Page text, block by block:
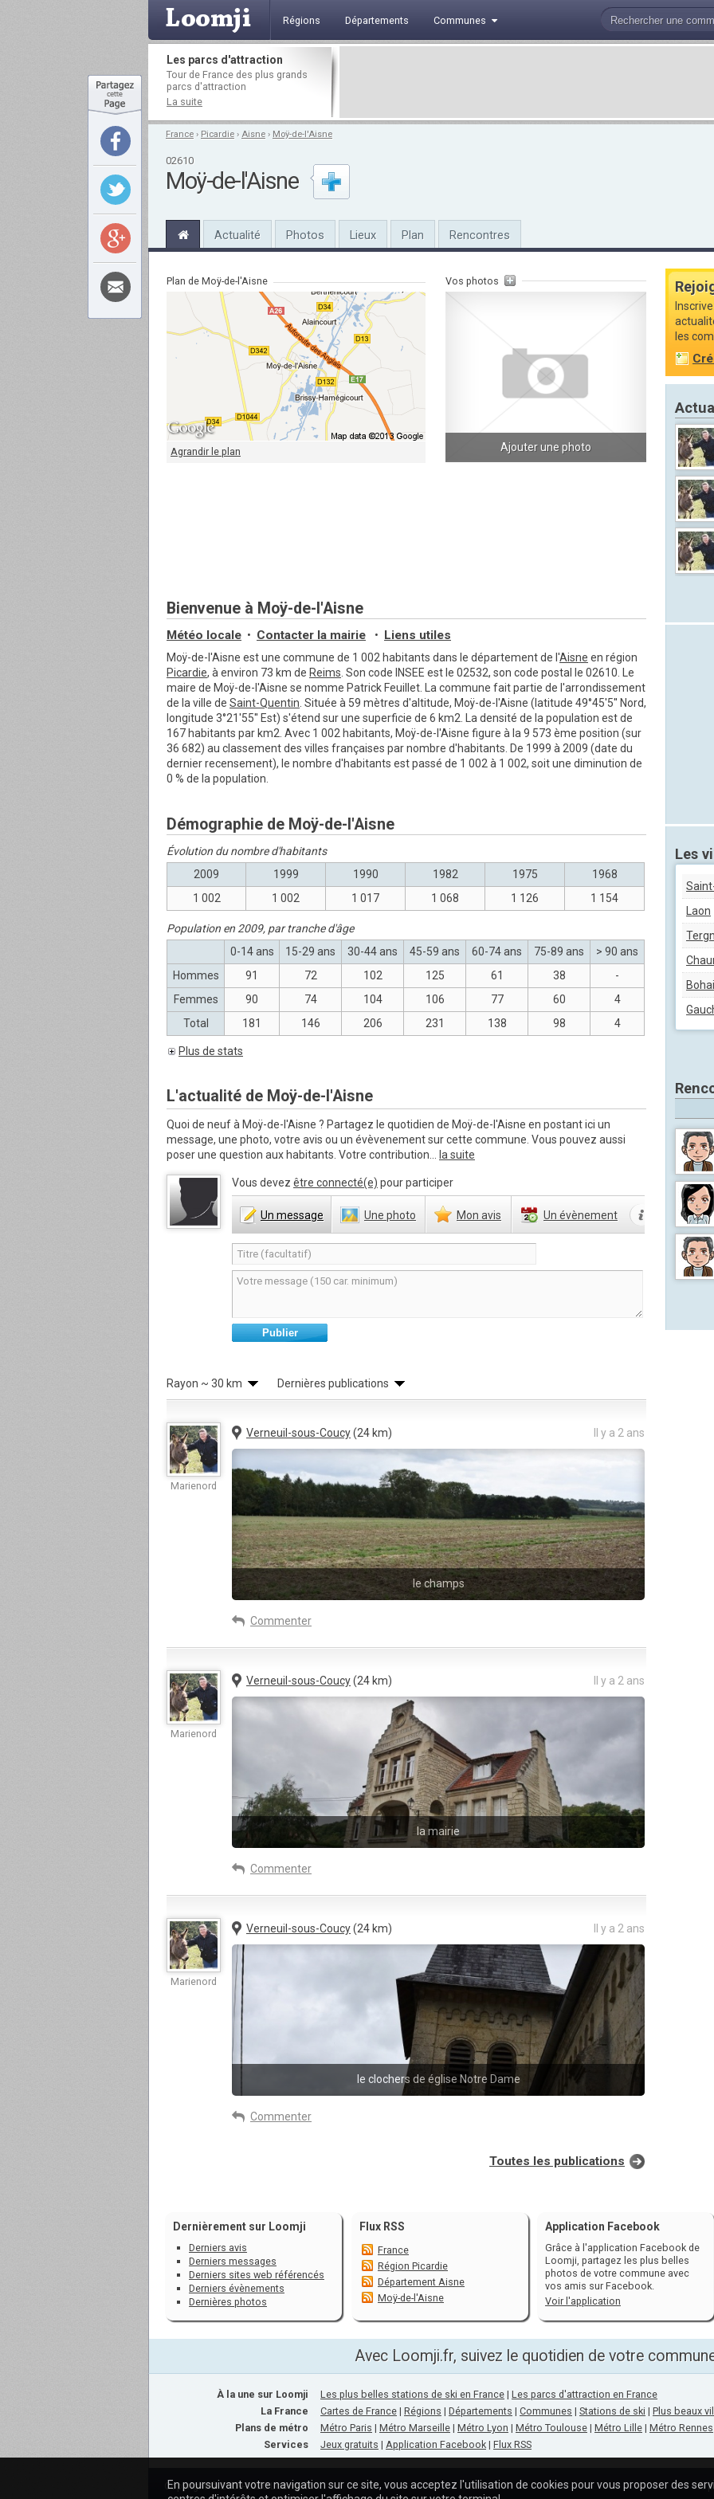
Régions Départements Communes
Les parcs d'attraction
Tour de France des plus grands
parcs d'attraction
La suite
France › Picardie › Aisne › Moÿ-de-l'Aisne
02610
Moÿ-de-l'Aisne
Actualité Photos Lieux Plan Rencontres
Plan de Moÿ-de-l'Aisne
Agrandir le plan
Vos photos
Ajouter une photo
Bienvenue à Moÿ-de-l'Aisne
Météo locale • Contacter la mairie • Liens utiles
Moÿ-de-l'Aisne est une commune de 1 002 habitants dans le département de l'Aisne en région
Picardie, à environ 73 km de Reims . Son code INSEE est le 02532, son code postal le 02610. Le
maire de Moÿ-de-l'Aisne se nomme Patrick Feuillet. La commune fait partie de l'arrondissement
de la ville de Saint-Quentin . Située à 59 mètres d'altitude, Moÿ-de-l'Aisne (latitude 49°45'5'' Nord,
longitude 3°21'55'' Est) s'étend sur une superficie de 6 km2. La densité de la population est de
167 habitants par km2. Avec 1 002 habitants, Moÿ-de-l'Aisne figure à la 9 573 ème position (sur
36 682) au classement des villes françaises par nombre d'habitants. De 1999 à 2009 (date du
dernier recensement), le nombre d'habitants est passé de 1 002 à 1 002, soit une diminution de
0 % de la population.
Démographie de Moÿ-de-l'Aisne
Évolution du nombre d'habitants
2009
1999 1990 1982 1975
1968
1 002
1 002 1 017 1 068 1 126 1 154
Population en 2009, par tranche d'âge
0-14 ans
15-29 ans 30-44 ans 45-59 ans 60-74 ans 75-89 ans
> 90 ans
Hommes
91 72 102 125 61 38
-
Femmes
90 74 104 106 77 60
4
Total
181 146 206 231 138 98 4
Plus de stats
L'actualité de Moÿ-de-l'Aisne
Quoi de neuf à Moÿ-de-l'Aisne ? Partagez le quotidien de Moÿ-de-l'Aisne en postant ici un
message, une photo, votre avis ou un évèvenement sur cette commune. Vous pouvez aussi
poser une question aux habitants. Votre contribution...
la suite
Vous devez être connecté(e) pour participer
Un message Une photo Mon avis Un évènement
Publier
Rayon ~ 30 km Dernières publications
Marienord
Il y a 2 ans
Verneuil-sous-Coucy(24 km)
le champs
Commenter
Marienord
Il y a 2 ans
Verneuil-sous-Coucy(24 km)
la mairie
Commenter
Marienord
Il y a 2 ans
Verneuil-sous-Coucy(24 km)
le clochers de église Notre Dame
Commenter
Toutes les publications
les
Les
Laon
Dernièrement sur Loomji
Derniers avis
Derniers messages
Derniers sites web référencés
Derniers évènements
Dernières photos
Flux RSS
France
Région Picardie
Département Aisne
Moÿ-de-l'Aisne
Application Facebook
Grâce à l'application Facebook de
Loomji, partagez les plus belles
photos de votre commune avec
vos amis sur Facebook.
Voir l'application
Avec Loomji.fr, suivez le quotidien de votre
À la une sur Loomji
La France
Plans de métro
Services
Les plus belles stations de ski en France | Les parcs d'attraction en France
Cartes de France | Régions | Départements | Communes | Stations de ski | Plus beaux
Métro Paris | Métro Marseille | Métro Lyon | Métro Toulouse | Métro Lille | Métro Rennes
Jeux gratuits | Application Facebook | Flux RSS
Copyright © 2009-2020 Loomji.fr A
En poursuivant votre navigation sur ce site, vous acceptez l'utilisation de cookies pour vous proposer des